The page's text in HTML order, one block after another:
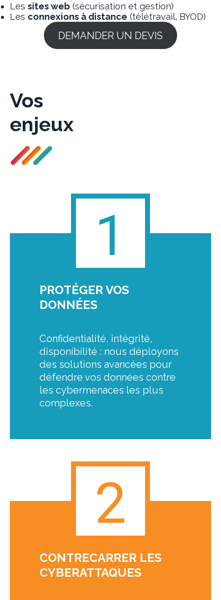
Les sites web (sécurisation et gestion)
Les connexions à distance (télétravail, BYOD)
DEMANDER UN DEVIS
Vos
enjeux
PROTÉGER VOS
DONNÉES
Confidentialité, intégrité,
disponibilité : nous déployons
des solutions avancées pour
défendre vos données contre
les cybermenaces les plus
complexes.
CONTRECARRER LES
CYBERATTAQUES